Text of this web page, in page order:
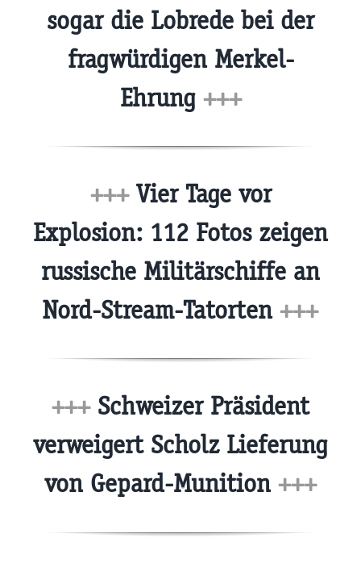
sogar die Lobrede bei der
fragwürdigen Merkel-
Ehrung +++
+++Vier Tage vor
Explosion: 112 Fotos zeigen
russische Militärschiffe an
Nord-Stream-Tatorten +++
+++Schweizer Präsident
verweigert Scholz Lieferung
von Gepard-Munition +++